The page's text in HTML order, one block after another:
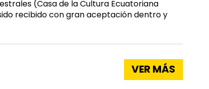
(Casa de la Cultura Ecuatoriana
recibido con gran aceptación dentro y
VER MÁS